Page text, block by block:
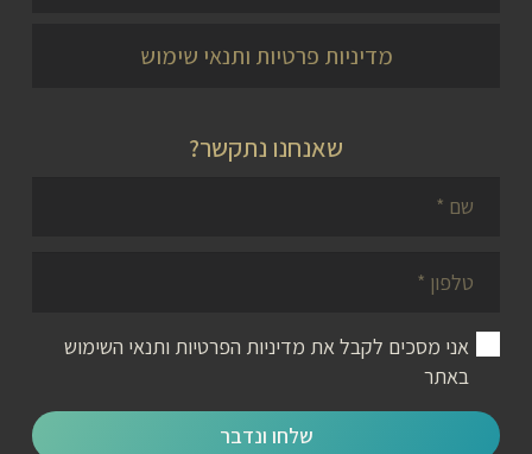
מדיניות פרטיות ותנאי שימוש
שאנחנו נתקשר?
אני מסכים לקבל את מדיניות הפרטיות ותנאי השימוש
באתר
שלחו ונדבר